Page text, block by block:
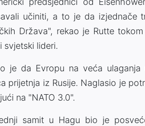
učiniti, a to je da izjednače
Država", rekao je Rutte
svjetski lideri.
je da Evropu na veća
prijetnja iz Rusije. Naglasio je
na "NATO 3.0".
samit u Hagu bio je